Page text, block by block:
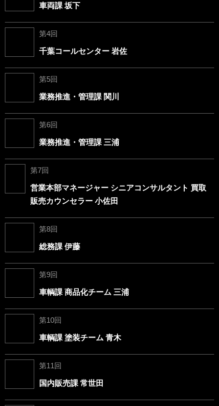
車両課 坂下
第4回
千葉コールセンター 岩佐
第5回
業務推進・管理課 関川
第6回
業務推進・管理課 三浦
第7回
営業本部マネージャー シニアコンサルタント 買取
販売カウンセラー 小佐田
第8回
総務課 伊藤
第9回
車輌課 商品化チーム 三浦
第10回
車輌課 塗装チーム 青木
第11回
国内販売課 常世田